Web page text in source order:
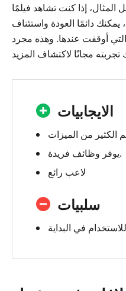
المثال، إذا كنت تشاهد فيلمًا
دائمًا العودة واستئناف
أوقفت عندها. وهذه مجرد
الايجابيات
يوفر وظائف فريدة.
لاعب رائع
سلبيات